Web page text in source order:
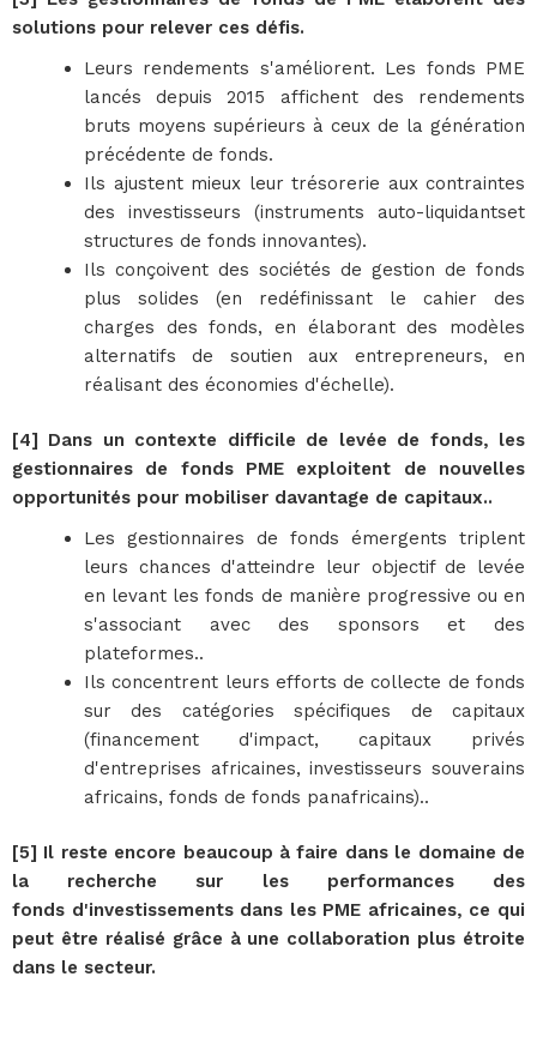
solutions pour relever ces défis.
Leurs rendements s'améliorent. Les fonds PME
lancés depuis 2015 affichent des rendements
bruts moyens supérieurs à ceux de la génération
précédente de fonds.
Ils ajustent mieux leur trésorerie aux contraintes
des investisseurs (instruments auto-liquidantset
structures de fonds innovantes).
Ils conçoivent des sociétés de gestion de fonds
plus solides (en redéfinissant le cahier des
charges des fonds, en élaborant des modèles
alternatifs de soutien aux entrepreneurs, en
réalisant des économies d'échelle).
[4] Dans un contexte difficile de levée de fonds, les
gestionnaires de fonds PME exploitent de nouvelles
opportunités pour mobiliser davantage de capitaux..
Les gestionnaires de fonds émergents triplent
leurs chances d'atteindre leur objectif de levée
en levant les fonds de manière progressive ou en
s'associant avec des sponsors et des
plateformes..
Ils concentrent leurs efforts de collecte de fonds
sur des catégories spécifiques de capitaux
(financement d'impact, capitaux privés
d'entreprises africaines, investisseurs souverains
africains, fonds de fonds panafricains)..
[5] Il reste encore beaucoup à faire dans le domaine de
la recherche sur les performances des
fonds d'investissements dans les PME africaines, ce qui
peut être réalisé grâce à une collaboration plus étroite
dans le secteur.